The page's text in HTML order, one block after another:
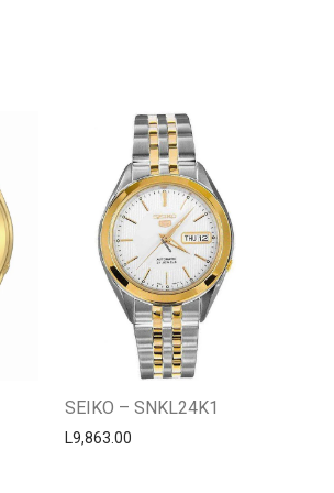
SEIKO – SNKL24K1
L9,863.00
Centro Citizen
Typically replies within a day